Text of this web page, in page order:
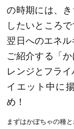
の時期には、
したいところ
翌日へのエネ
ご紹介する「
レンジとフラ
イエット中に
め！
まずはかぼちゃの種